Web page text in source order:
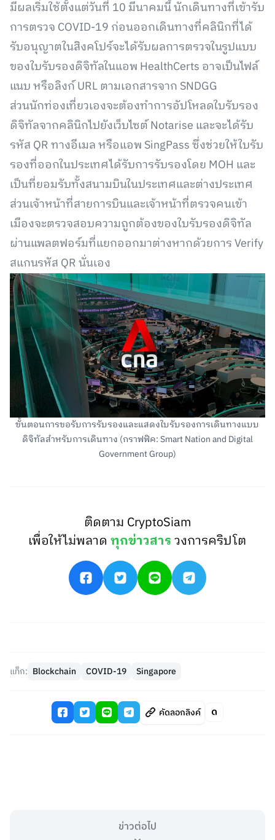
มีผลเริ่มใช้ตั้งแต่วันที่ 10 มีนาคมนี้ นักเดินทางที่เข้ารับ
การตรวจ COVID-19 ก่อนออกเดินทางที่คลินิกที่ได้
รับอนุญาตในสิงคโปร์จะได้รับผลการตรวจในรูปแบบ
ของใบรับรองดิจิทัลในแอพ HealthCerts อาจเป็นไฟล์
แนบ หรือลิงก์ URL ตามเอกสารจาก SNDGG
ส่วนนักท่องเที่ยวเองจะต้องทำการอัปโหลดใบรับรอง
ดิจิทัลจากคลินิกไปยังเว็บไซต์ Notarise และจะได้รับ
รหัส QR ทางอีเมล หรือแอพ SingPass ซึ่งช่วยให้ใบรับ
รองที่ออกในประเทศได้รับการรับรองโดย MOH และ
เป็นที่ยอมรับทั้งสนามบินในประเทศและต่างประเทศ
ส่วนเจ้าหน้าที่สายการบินและเจ้าหน้าที่ตรวจคนเข้า
เมืองจะตรวจสอบความถูกต้องของใบรับรองดิจิทัล
ผ่านแพลตฟอร์มที่แยกออกมาต่างหากด้วยการ Verify
สแกนรหัส QR นั่นเอง
ขั้นตอนการขอรับการรับรองและแสดงใบรับรองการเดินทางแบบ
ดิจิทัลสำหรับการเดินทาง (กราฟฟิค: Smart Nation and Digital
Government Group)
ติดตาม CryptoSiam
เพื่อให้ไม่พลาดทุกข่าวสารวงการคริปโต
แท็ก: Blockchain COVID-19 Singapore
คัดลอกลิงค์
ข่าวต่อไป